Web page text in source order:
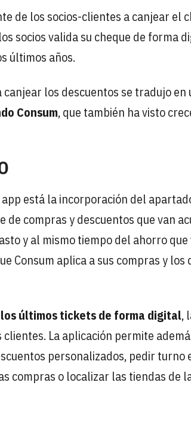
de los socios-clientes a canjear el
socios valida su cheque de forma
últimos años.
los descuentos se tradujo en
Consum, que también ha visto
está la incorporación del
de compras y descuentos que van
y al mismo tiempo del ahorro
Consum aplica a sus compras y los
últimos tickets de forma digital,
La aplicación permite
personalizados, pedir turno
compras o localizar las tiendas de